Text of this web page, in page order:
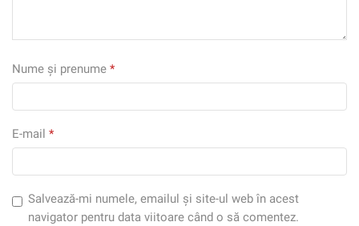
Nume și prenume *
E-mail *
Salvează-mi numele, emailul și site-ul web în acest
navigator pentru data viitoare când o să comentez.